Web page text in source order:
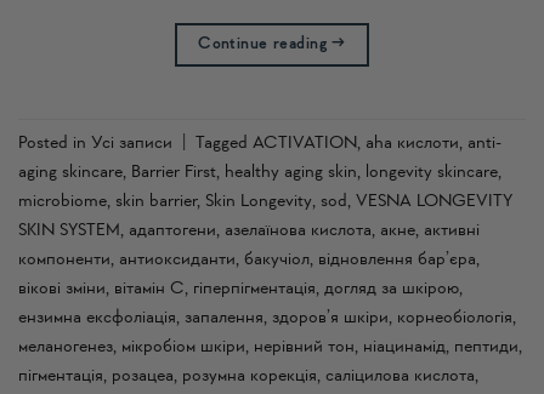
Continue reading→
Posted in Усi записи Tagged ACTIVATION, aha кислоти, anti-
aging skincare, Barrier First, healthy aging skin, longevity skincare,
microbiome, skin barrier, Skin Longevity, sod, VESNA LONGEVITY
SKIN SYSTEM, адаптогени, азелаїнова кислота, акне, активні
компоненти, антиоксиданти, бакучіол, відновлення бар’єра,
вікові зміни, вітамін C, гіперпігментація, догляд за шкірою,
ензимна ексфоліація, запалення, здоров’я шкіри, корнеобіологія,
меланогенез, мікробіом шкіри, нерівний тон, ніацинамід, пептиди,
пігментація, розацеа, розумна корекція, саліцилова кислота,